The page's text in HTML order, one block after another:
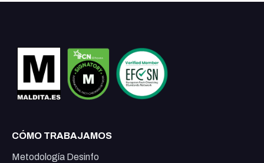
CÓMO TRABAJAMOS
Metodología Desinfo